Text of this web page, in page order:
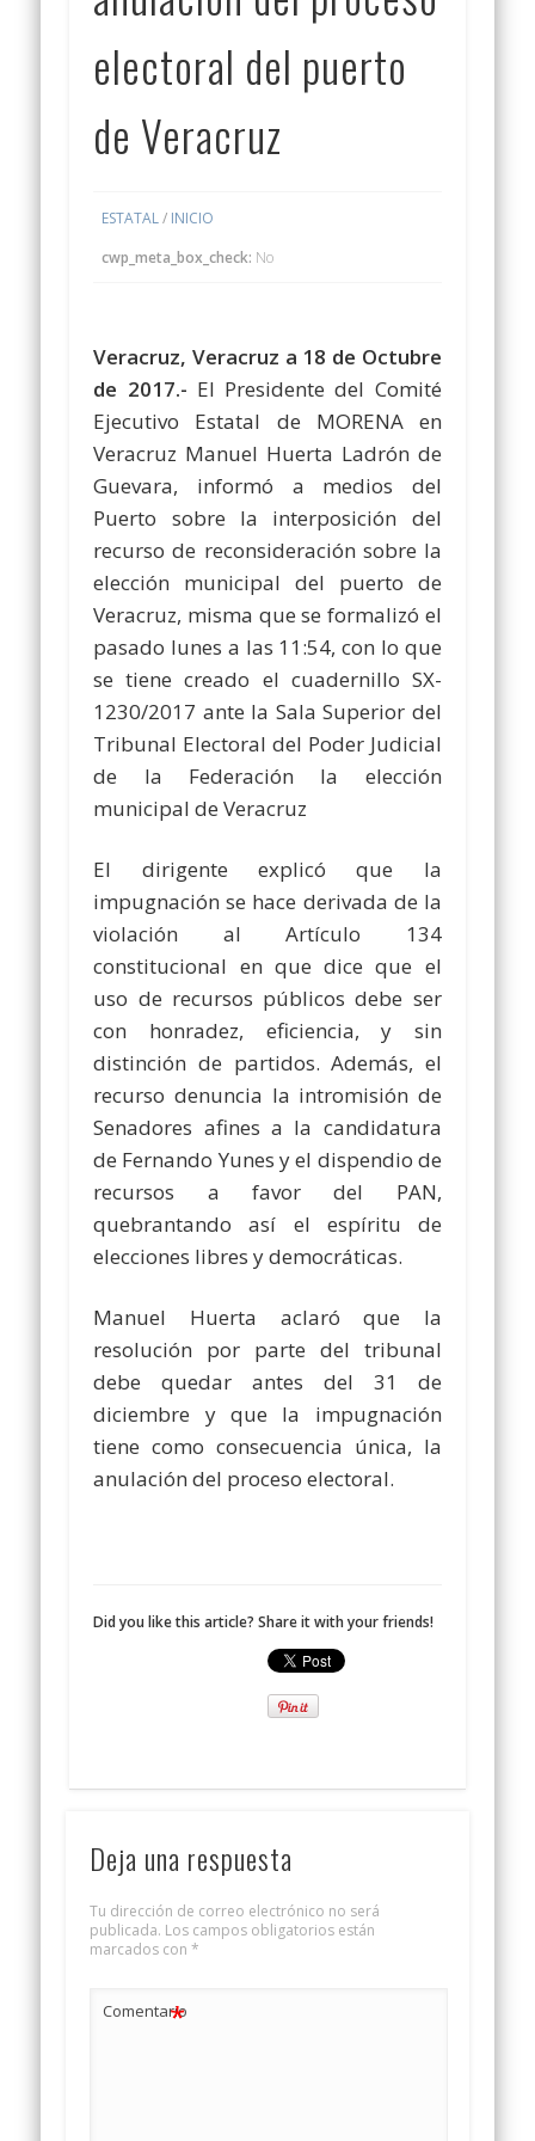
electoral del puerto
de Veracruz
ESTATAL/ INICIO
cwp_meta_box_check: No
Veracruz, Veracruz a 18 de Octubre
de 2017.- El Presidente del Comité
Ejecutivo Estatal de MORENA en
Veracruz Manuel Huerta Ladrón de
Guevara, informó a medios del
Puerto sobre la interposición del
recurso de reconsideración sobre la
elección municipal del puerto de
Veracruz, misma que se formalizó el
pasado lunes a las 11:54, con lo que
se tiene creado el cuadernillo SX-
1230/2017 ante la Sala Superior del
Tribunal Electoral del Poder Judicial
de la Federación la elección
municipal de Veracruz
El dirigente explicó que la
impugnación se hace derivada de la
violación al Artículo 134
constitucional en que dice que el
uso de recursos públicos debe ser
con honradez, eficiencia, y sin
distinción de partidos. Además, el
recurso denuncia la intromisión de
Senadores afines a la candidatura
de Fernando Yunes y el dispendio de
recursos a favor del PAN,
quebrantando así el espíritu de
elecciones libres y democráticas.
Manuel Huerta aclaró que la
resolución por parte del tribunal
debe quedar antes del 31 de
diciembre y que la impugnación
tiene como consecuencia única, la
anulación del proceso electoral.
Did you like this article? Share it with your friends!
Deja una respuesta
Tu dirección de correo electrónico no será
publicada. Los campos obligatorios están
marcados con *
Comentario
*